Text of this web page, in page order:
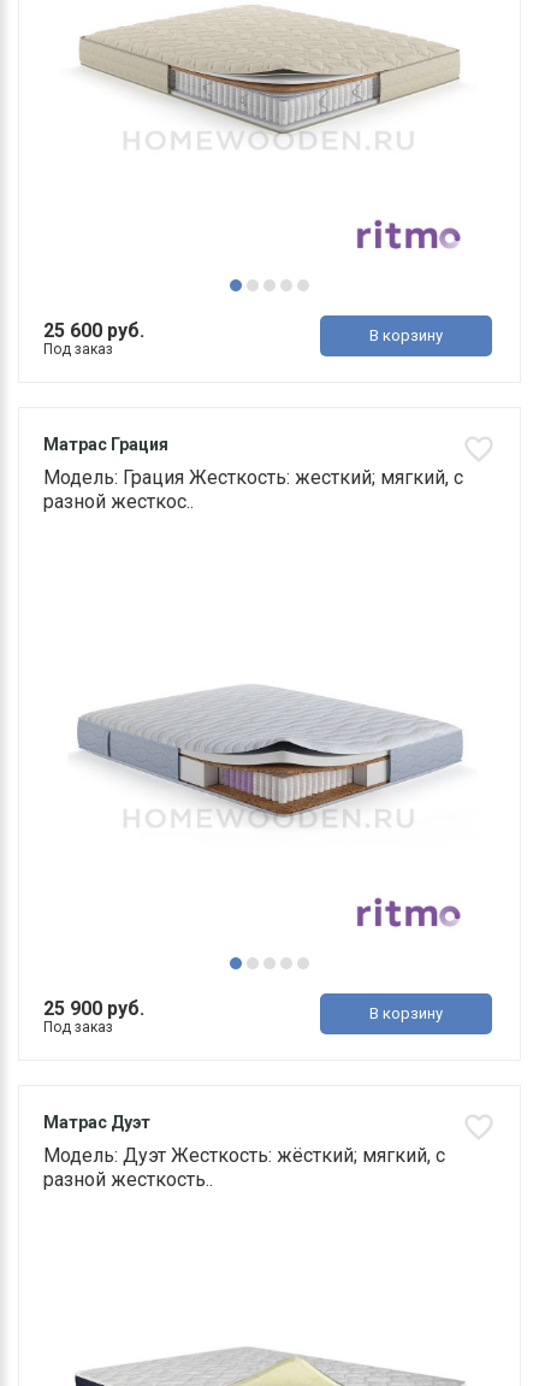
25 600 руб.
Под заказ
В корзину
Матрас Грация
Модель: Грация Жесткость: жесткий; мягкий, с
разной жесткос..
25 900 руб.
Под заказ
В корзину
Матрас Дуэт
Модель: Дуэт Жесткость: жёсткий; мягкий, с
разной жесткость..